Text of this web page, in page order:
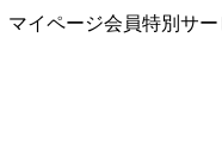
イページ会員特別サ